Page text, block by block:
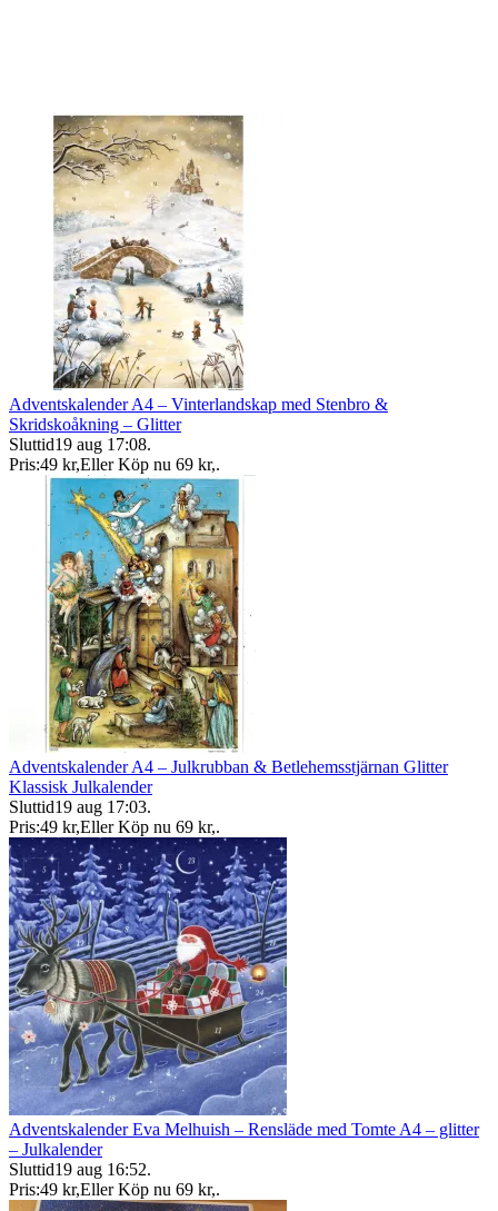
Adventskalender A4 – Vinterlandskap med Stenbro &
Skridskoåkning – Glitter
Sluttid19 aug 17:08.
Pris:49 kr,Eller Köp nu 69 kr,.
Adventskalender A4 – Julkrubban & Betlehemsstjärnan Glitter
Klassisk Julkalender
Sluttid19 aug 17:03.
Pris:49 kr,Eller Köp nu 69 kr,.
Adventskalender Eva Melhuish – Rensläde med Tomte A4 – glitter
– Julkalender
Sluttid19 aug 16:52.
Pris:49 kr,Eller Köp nu 69 kr,.